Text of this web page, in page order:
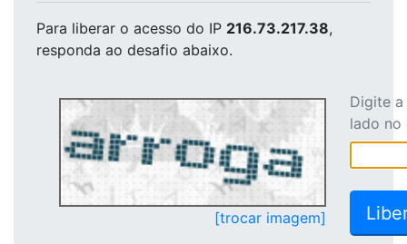
Para liberar o acesso do IP 216.73.217.38,
responda ao desafio abaixo.
[trocar imagem]
Digite
lado no